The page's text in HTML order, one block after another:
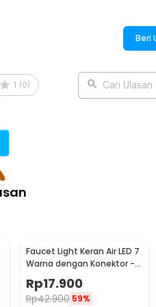
Basin Faucet ABS - K010
Beri
1 (0) Cari Ulasan
Faucet Light Keran Air LED 7
Warna dengan Konektor -
Rp17.900
Rp42.900 59%